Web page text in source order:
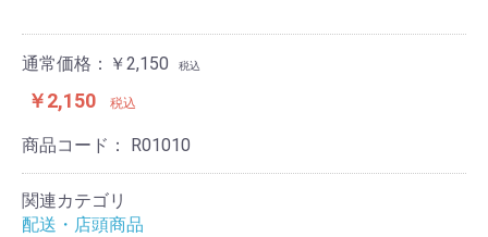
通常価格：￥2,150 税込
￥2,150 税込
商品コード： R01010
関連カテゴリ
配送・店頭商品